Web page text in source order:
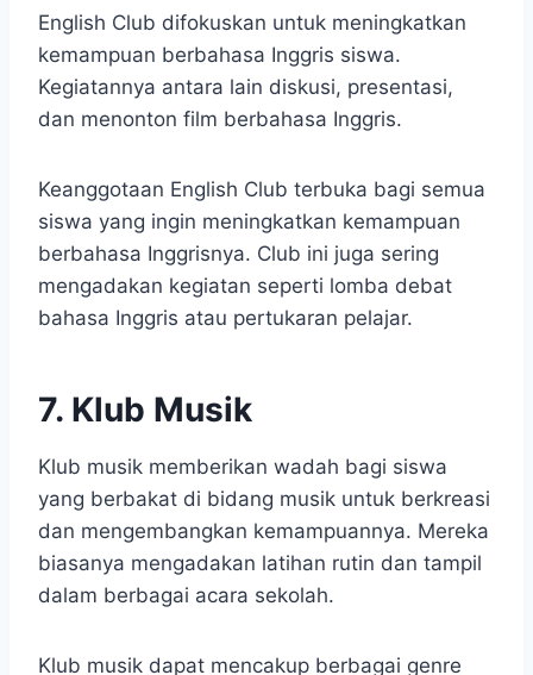
English Club difokuskan untuk meningkatkan
kemampuan berbahasa Inggris siswa.
Kegiatannya antara lain diskusi, presentasi,
dan menonton film berbahasa Inggris.
Keanggotaan English Club terbuka bagi semua
siswa yang ingin meningkatkan kemampuan
berbahasa Inggrisnya. Club ini juga sering
mengadakan kegiatan seperti lomba debat
bahasa Inggris atau pertukaran pelajar.
7. Klub Musik
Klub musik memberikan wadah bagi siswa
yang berbakat di bidang musik untuk berkreasi
dan mengembangkan kemampuannya. Mereka
biasanya mengadakan latihan rutin dan tampil
dalam berbagai acara sekolah.
Klub musik dapat mencakup berbagai genre